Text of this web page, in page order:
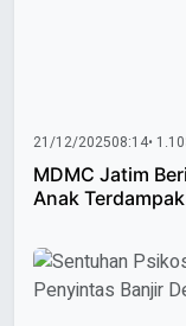
21/12/202508:14•
MDMC Jatim
Anak